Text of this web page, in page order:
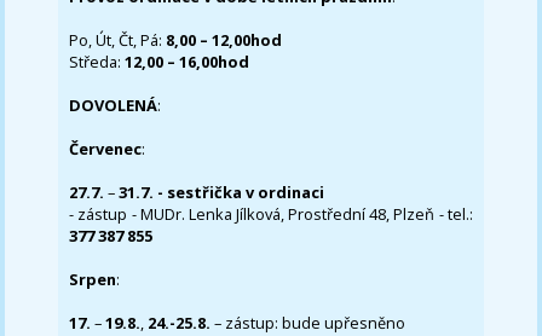
Po, Út, Čt, Pá: 8,00 – 12,00hod
Středa:12,00 – 16,00hod
DOVOLENÁ:
Červenec:
27.7.–31.7. - sestřička v ordinaci
- zástup - MUDr. Lenka Jílková, Prostřední 48, Plzeň - tel.:
377 387 855
Srpen:
17. –19.8., 24.-25.8. – zástup: bude upřesněno